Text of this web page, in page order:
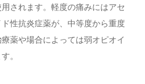
されます。軽度の痛みにはアセ
性抗炎症薬が、中等度から重度
薬や場合によっては弱オピオイ
。